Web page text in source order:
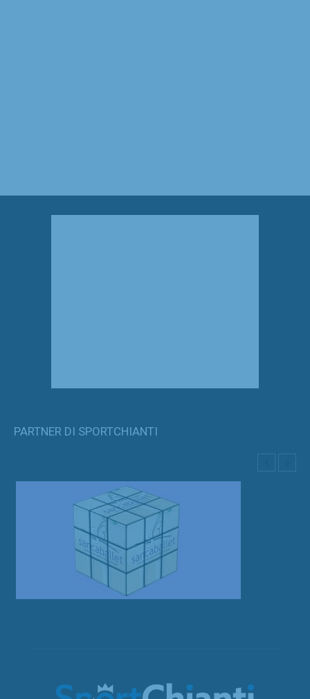
PARTNER DI SPORTCHIANTI